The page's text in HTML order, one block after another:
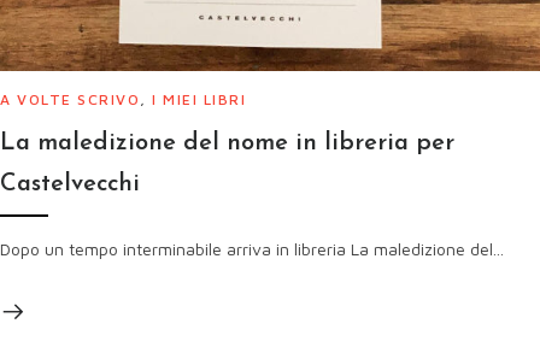
A VOLTE SCRIVO , I MIEI LIBRI
La maledizione del nome in libreria per
Castelvecchi
Dopo un tempo interminabile arriva in libreria La maledizione del...